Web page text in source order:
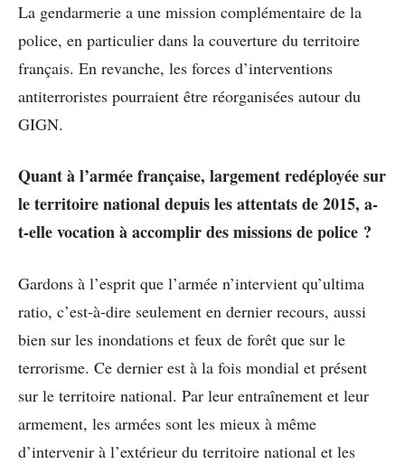
La gendarmerie a une mission complémentaire de la
police, en particulier dans la couverture du territoire
français. En revanche, les forces d’interventions
antiterroristes pourraient être réorganisées autour du
GIGN.
Quant à l’armée française, largement redéployée sur
le territoire national depuis les attentats de 2015, a-
t-elle vocation à accomplir des missions de police ?
Gardons à l’esprit que l’armée n’intervient qu’ultima
ratio, c’est-à-dire seulement en dernier recours, aussi
bien sur les inondations et feux de forêt que sur le
terrorisme. Ce dernier est à la fois mondial et présent
sur le territoire national. Par leur entraînement et leur
armement, les armées sont les mieux à même
d’intervenir à l’extérieur du territoire national et les